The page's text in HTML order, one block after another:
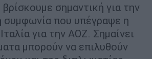
σημαντική για την
συμφωνία που υπέγραψε η
για την ΑΟΖ. Σημαίνει
μπορούν να επιλυθούν